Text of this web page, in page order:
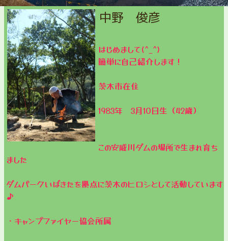
中野 俊彦
はじめまして(^_^)
簡単に自己紹介します！
茨木市在住
1983年 3月10日生（42歳）
この安威川ダムの場所で生まれ育ち
ました
ダムパークいばきたを拠点に茨木のヒロシとして活動しています
♪
・キャンプファイヤー協会所属